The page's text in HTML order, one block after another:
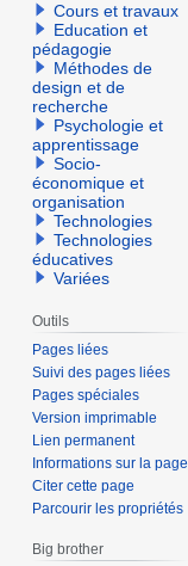
Cours et travaux
Education et
pédagogie
Méthodes de
design et de
recherche
Psychologie et
apprentissage
Socio-
économique et
organisation
Technologies
Technologies
éducatives
Variées
Outils
Pages liées
Suivi des pages liées
Pages spéciales
Version imprimable
Lien permanent
Informations sur la page
Citer cette page
Parcourir les propriétés
Big brother